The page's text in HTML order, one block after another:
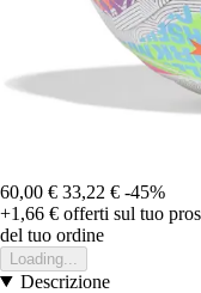
60,00 € 33,22 € -45%
+1,66 € offerti sul tuo
del tuo ordine
Loading...
Descrizione